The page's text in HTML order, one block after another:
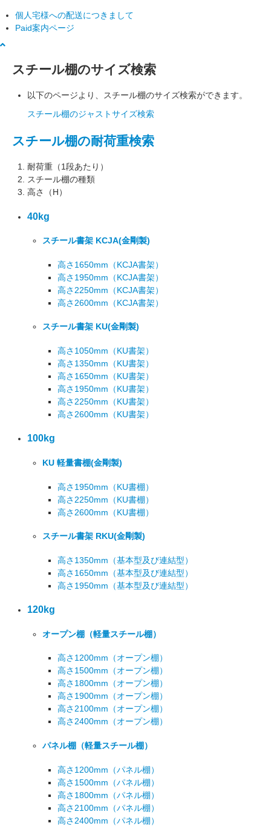
個人宅様への配送につきまして
Paid案内ページ
スチール棚のサイズ検索
以下のページより、スチール棚のサイズ検索ができます。
スチール棚のジャストサイズ検索
スチール棚の耐荷重検索
耐荷重（1段あたり）
スチール棚の種類
高さ（H）
40kg
スチール書架 KCJA(金剛製)
高さ1650mm （KCJA書架）
高さ1950mm （KCJA書架）
高さ2250mm （KCJA書架）
高さ2600mm （KCJA書架）
スチール書架 KU(金剛製)
高さ1050mm （KU書架）
高さ1350mm （KU書架）
高さ1650mm （KU書架）
高さ1950mm （KU書架）
高さ2250mm （KU書架）
高さ2600mm （KU書架）
100kg
KU 軽量書棚(金剛製)
高さ1950mm （KU書棚）
高さ2250mm （KU書棚）
高さ2600mm （KU書棚）
スチール書架 RKU(金剛製)
高さ1350mm （基本型及び連結型）
高さ1650mm （基本型及び連結型）
高さ1950mm （基本型及び連結型）
120kg
オープン棚 （軽量スチール棚）
高さ1200mm （オープン棚）
高さ1500mm （オープン棚）
高さ1800mm （オープン棚）
高さ1900mm （オープン棚）
高さ2100mm （オープン棚）
高さ2400mm （オープン棚）
パネル棚 （軽量スチール棚）
高さ1200mm （パネル棚）
高さ1500mm （パネル棚）
高さ1800mm （パネル棚）
高さ2100mm （パネル棚）
高さ2400mm （パネル棚）